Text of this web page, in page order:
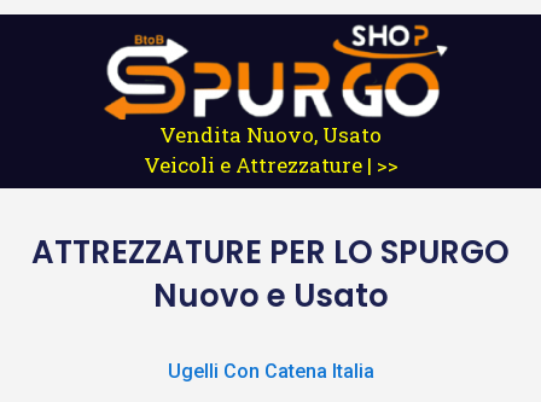
Vendita Nuovo, Usato
Veicoli e Attrezzature | >>
ATTREZZATURE PER LO SPURGO
Nuovo e Usato
Ugelli Con Catena Italia